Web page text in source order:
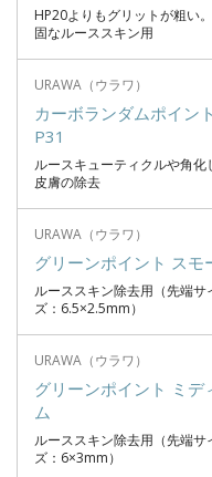
HP20よりもグリットが粗い
固なルーススキン用
URAWA（ウラワ）
カーボランダムポイン
P31
ルースキューティクルや角化
皮膚の除去
URAWA（ウラワ）
グリーンポイント スモ
ルーススキン除去用（先端サ
ズ：6.5×2.5mm）
URAWA（ウラワ）
グリーンポイント ミデ
ム
ルーススキン除去用（先端サ
ズ：6×3mm）